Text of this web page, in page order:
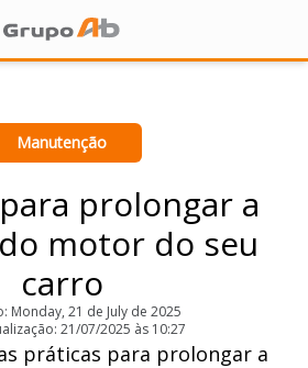
Manutenção
prolongar a
motor do seu
carro
Monday, 21 de July de 2025
21/07/2025 às 10:27
práticas para prolongar a